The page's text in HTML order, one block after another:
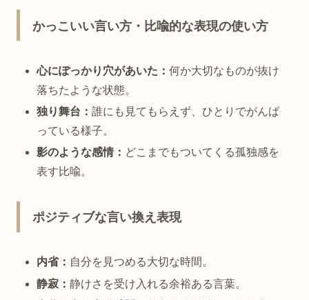
かっこいい言い方・比喩的な表現の使い方
心にぽっかり穴があいた：何か大切なものが抜け
落ちたような状態。
独り舞台：誰にも見てもらえず、ひとりでがんば
っている様子。
影のような感情： どこまでもついてくる孤独感を
表す比喩。
ポジティブな言い換え表現
内省： 自分を見つめる大切な時間。
静寂：静けさを受け入れる余裕ある言葉。